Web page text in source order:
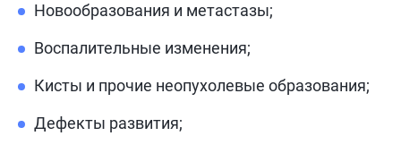
Новообразования и метастазы;
Воспалительные изменения;
Кисты и прочие неопухолевые образования;
Дефекты развития;